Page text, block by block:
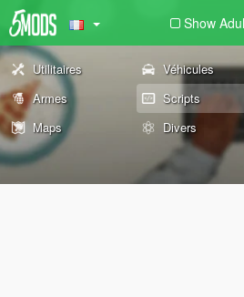
Show
Utilitaires Véhicules
Armes
Scripts
Maps
Divers